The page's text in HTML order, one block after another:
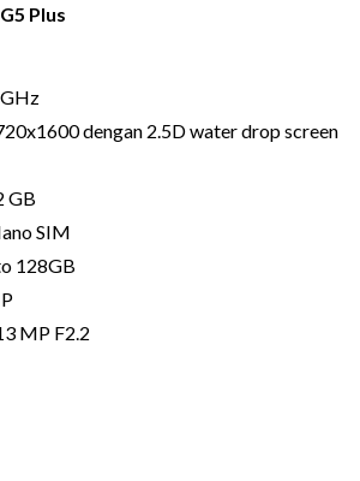
Plus
dengan 2.5D water drop screen
GB
SIM
128GB
MP F2.2